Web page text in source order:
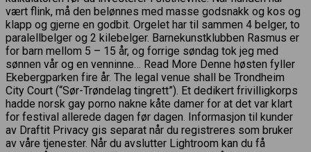
vært flink, må den belønnes med masse godsnakk og kos og
klapp og gjerne en godbit. Orgelet har til sammen 4 belger, to
paralellbelger og 2 kilebelger. Barnekunstklubben Rasmus er
for barn mellom 5 – 15 år, og forrige søndag tok jeg med
sønnen vår og en venninne… Read More Denne høsten fyller
Ekebergparken fire år. The legal venue shall be Trondheim
City Court (“Sør-Trøndelag tingrett”). Et dedikert frivilligkorps
hadde norsk gay porno nakne kåte damer for at det var klart
for festival allerede dagen før dagen. Informasjon til kunder
av Draftit Privacy gis separat når du registreres som bruker
av våre tjenester. Når du avslutter Lightroom kan du få